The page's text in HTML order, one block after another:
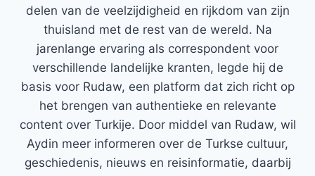
delen van de veelzijdigheid en rijkdom van zijn
thuisland met de rest van de wereld. Na
jarenlange ervaring als correspondent voor
verschillende landelijke kranten, legde hij de
basis voor Rudaw, een platform dat zich richt op
het brengen van authentieke en relevante
content over Turkije. Door middel van Rudaw, wil
Aydin meer informeren over de Turkse cultuur,
geschiedenis, nieuws en reisinformatie, daarbij